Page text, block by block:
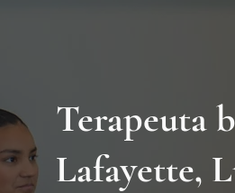
Terapeuta
Lafayette,